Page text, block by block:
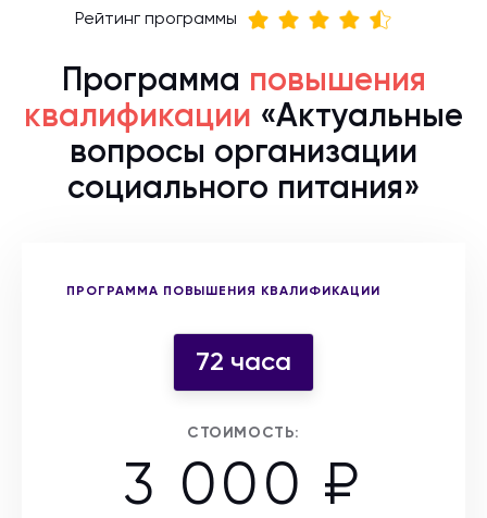
Рейтинг программы
Программа повышения
квалификации «Актуальные
вопросы организации
социального питания»
ПРОГРАММА ПОВЫШЕНИЯ КВАЛИФИКАЦИИ
Выберите форму участия
72 часа
СТОИМОСТЬ:
3 000 ₽